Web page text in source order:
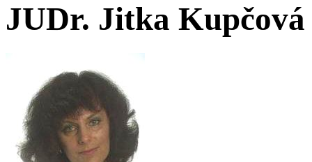
JUDr. Jitka Kupčová